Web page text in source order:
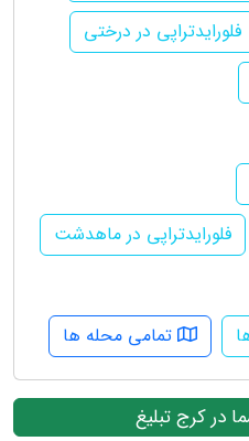
فلورایدتراپی در درختی
فلورایدتراپی در ماهدشت
تمامی محله ها
در کرج تبلیغ